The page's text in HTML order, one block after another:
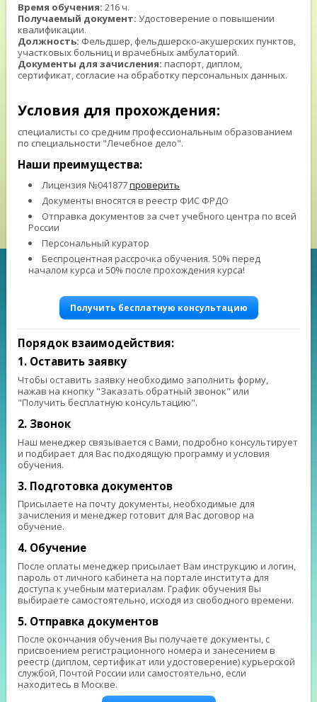
Время обучения: 216 ч.
Получаемый документ: Удостоверение о повышении
квалификации.
Должность: Фельдшер, фельдшерско-акушерских пунктов,
участковых больниц и врачебных амбулаторий.
Документы для зачисления: паспорт, диплом,
сертификат, согласие на обработку персональных данных.
Условия для прохождения:
специалисты со средним профессиональным образованием
по специальности "Лечебное дело".
Наши преимущества:
Лицензия №041877проверить
Документы вносятся в реестр ФИС ФРДО
Отправка документов за счет учебного центра по всей
России
Персональный куратор
Беспроцентная рассрочка обучения. 50% перед
началом курса и 50% после прохождения курса!
Получить бесплатную консультацию
Порядок взаимодействия:
1. Оставить заявку
Чтобы оставить заявку необходимо заполнить форму,
нажав на кнопку "Заказать обратный звонок" или
"Получить бесплатную консультацию".
2. Звонок
Наш менеджер связывается с Вами, подробно консультирует
и подбирает для Вас подходящую программу и условия
обучения.
3. Подготовка документов
Присылаете на почту документы, необходимые для
зачисления и менеджер готовит для Вас договор на
обучение.
4. Обучение
После оплаты менеджер присылает Вам инструкцию и логин,
пароль от личного кабинета на портале института для
доступа к учебным материалам. График обучения Вы
выбираете самостоятельно, исходя из свободного времени.
5. Отправка документов
После окончания обучения Вы получаете документы, с
присвоением регистрационного номера и занесением в
реестр (диплом, сертификат или удостоверение) курьерской
службой, Почтой России или самостоятельно, если
находитесь в Москве.